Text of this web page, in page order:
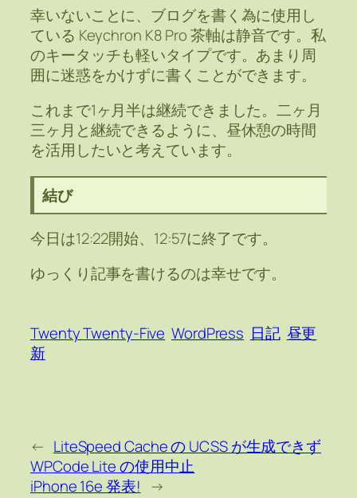
幸いないことに、ブログを書く為に使用し
ている Keychron K8 Pro 茶軸は静音です。私
のキータッチも軽いタイプです。あまり周
囲に迷惑をかけずに書くことができます。
これまで1ヶ月半は継続できました。二ヶ月
三ヶ月と継続できるように、昼休憩の時間
を活用したいと考えています。
結び
今日は12:22開始、12:57に終了です。
ゆっくり記事を書けるのは幸せです。
Twenty Twenty-Five WordPress 日記 昼更
新
← LiteSpeed Cache の UCSS が生成できず
WPCode Lite の使用中止
iPhone 16e 発表! →